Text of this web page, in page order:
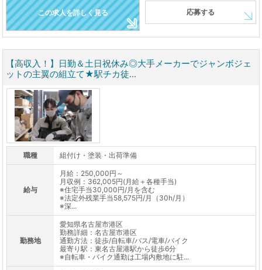
この求人を詳しく見る 応募する
【高収入！】日勤＆土日祝休み◎大手メーカーでジャンボジェ
ットの主翼の組立て★駅チカ徒...
職種 組付け・塗装・出荷準備
給与
月給：250,000円～
月収例：362,005円(月給＋各種手当)
※住宅手当30,000円/月を含む
※法定外残業手当58,575円/月（30h/月）
※深...
勤務地
愛知県名古屋市港区
勤務詳細：名古屋市港区
通勤方法：徒歩/自転車/バス/電車/バイク
最寄り駅：東名古屋港駅から徒歩6分
※自転車・バイク通勤は工場内敷地に駐...